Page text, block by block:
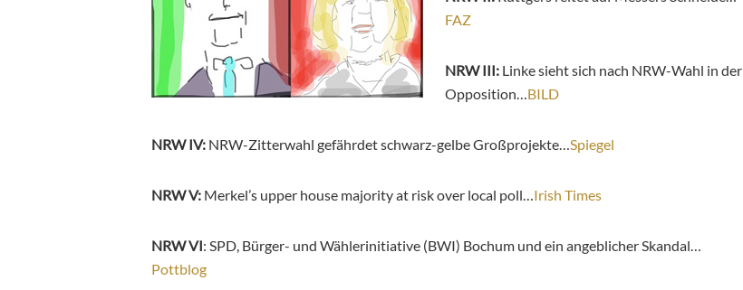
FAZ
NRW III: Linke sieht sich nach NRW-Wahl in der
Opposition… BILD
NRW IV: NRW-Zitterwahl gefährdet schwarz-gelbe Großprojekte… Spiegel
NRW V: Merkel’s upper house majority at risk over local poll… Irish Times
NRW VI: SPD, Bürger- und Wählerinitiative (BWI) Bochum und ein angeblicher Skandal…
Pottblog